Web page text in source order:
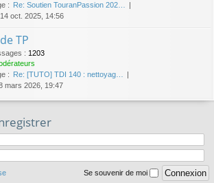
:
Re: Soutien TouranPassion 202…
, 14 oct. 2025, 14:56
TP
: 1203
:
Re: [TUTO] TDI 140 : nettoyag…
mars 2026, 19:47
Se souvenir de moi